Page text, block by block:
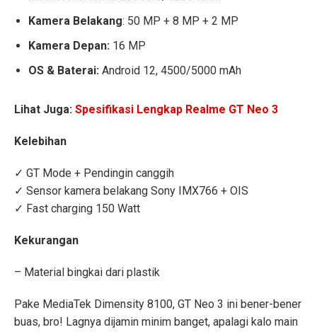
Kamera Belakang: 50 MP + 8 MP + 2 MP
Kamera Depan: 16 MP
OS & Baterai: Android 12, 4500/5000 mAh
Lihat Juga: Spesifikasi Lengkap Realme GT Neo 3
Kelebihan
✓ GT Mode + Pendingin canggih
✓ Sensor kamera belakang Sony IMX766 + OIS
✓ Fast charging 150 Watt
Kekurangan
– Material bingkai dari plastik
Pake MediaTek Dimensity 8100, GT Neo 3 ini bener-bener
buas, bro! Lagnya dijamin minim banget, apalagi kalo main